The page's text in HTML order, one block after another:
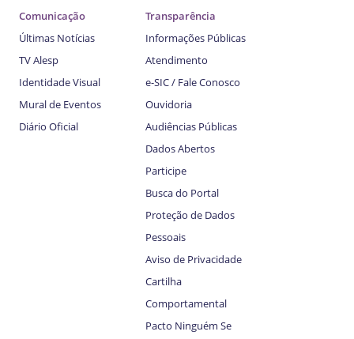
Comunicação
Últimas Notícias
TV Alesp
Identidade Visual
Mural de Eventos
Diário Oficial
Transparência
Informações Públicas
Atendimento
e-SIC / Fale Conosco
Ouvidoria
Audiências Públicas
Dados Abertos
Participe
Busca do Portal
Proteção de Dados
Pessoais
Aviso de Privacidade
Cartilha
Comportamental
Pacto Ninguém Se